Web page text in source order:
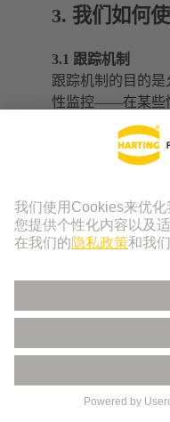
3. 我们如何
3.1 跟踪机制
跟踪机制的目的
性监控——在某些
施。“跟踪”一词
“网络分析”和“流
使用的在线营销
问者的来源、他
及在某些情况下，
本上有两种不同
并对网页内容进
用户并且已经登
3.2 范围测量和分
范围测量和分析
分析、流量分析